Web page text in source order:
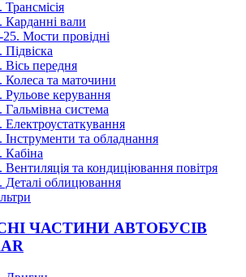
Трансмісія
Карданні вали
25. Мости провідні
Підвіска
Вісь передня
Колеса та маточини
Рульове керування
Гальмівна система
Електроустаткування
Інструменти та обладнання
Кабіна
Вентиляція та кондиціювання повітря
Деталі облицювання
ЧАСТИНИ АВТОБУСІВ